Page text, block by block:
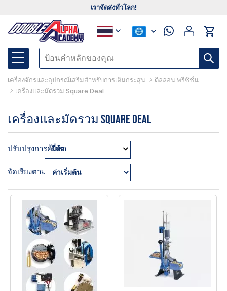
เราจัดส่งทั่วโลก!
เครื่องจักรและอุปกรณ์เสริมสำหรับการเติมกระสุน
ดิลลอน พรีซิชั่น
เครื่องและมัดรวม Square Deal
เครื่องและมัดรวม Square Deal
ปรับปรุงการค้นหา
ยี่ห้อ
จัดเรียงตาม: